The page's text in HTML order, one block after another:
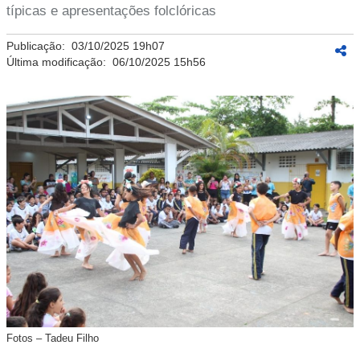
típicas e apresentações folclóricas
Publicação: 03/10/2025 19h07
Última modificação: 06/10/2025 15h56
Fotos – Tadeu Filho